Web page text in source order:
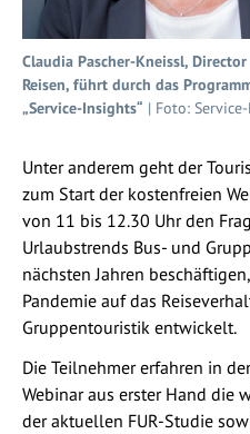
Claudia Pascher-Kneissl,
Reisen, führt durch das
„Service-Insights“ | Foto: Service-
Unter anderem geht der
zum Start der kostenfreien
von 11 bis 12.30 Uhr den
Urlaubstrends Bus- und
nächsten Jahren
Pandemie auf das
Gruppentouristik entwickelt.
Die Teilnehmer erfahren in
Webinar aus erster Hand die
der aktuellen FUR-Studie